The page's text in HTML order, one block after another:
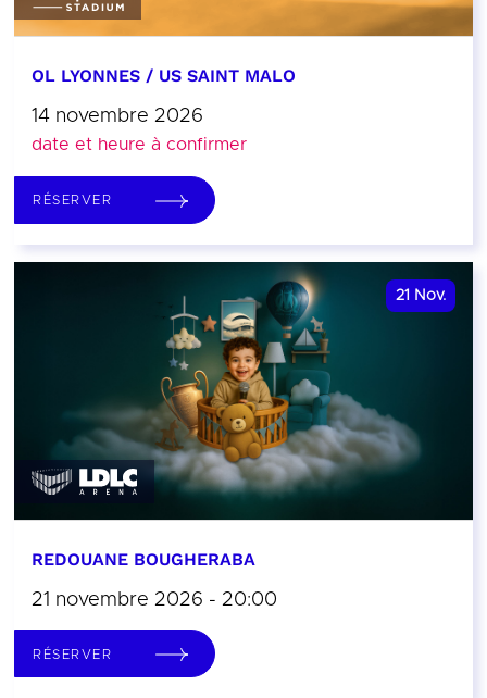
OL LYONNES / US SAINT MALO
14 novembre 2026
date et heure à confirmer
RÉSERVER
21 Nov.
REDOUANE BOUGHERABA
21 novembre 2026 - 20:00
RÉSERVER